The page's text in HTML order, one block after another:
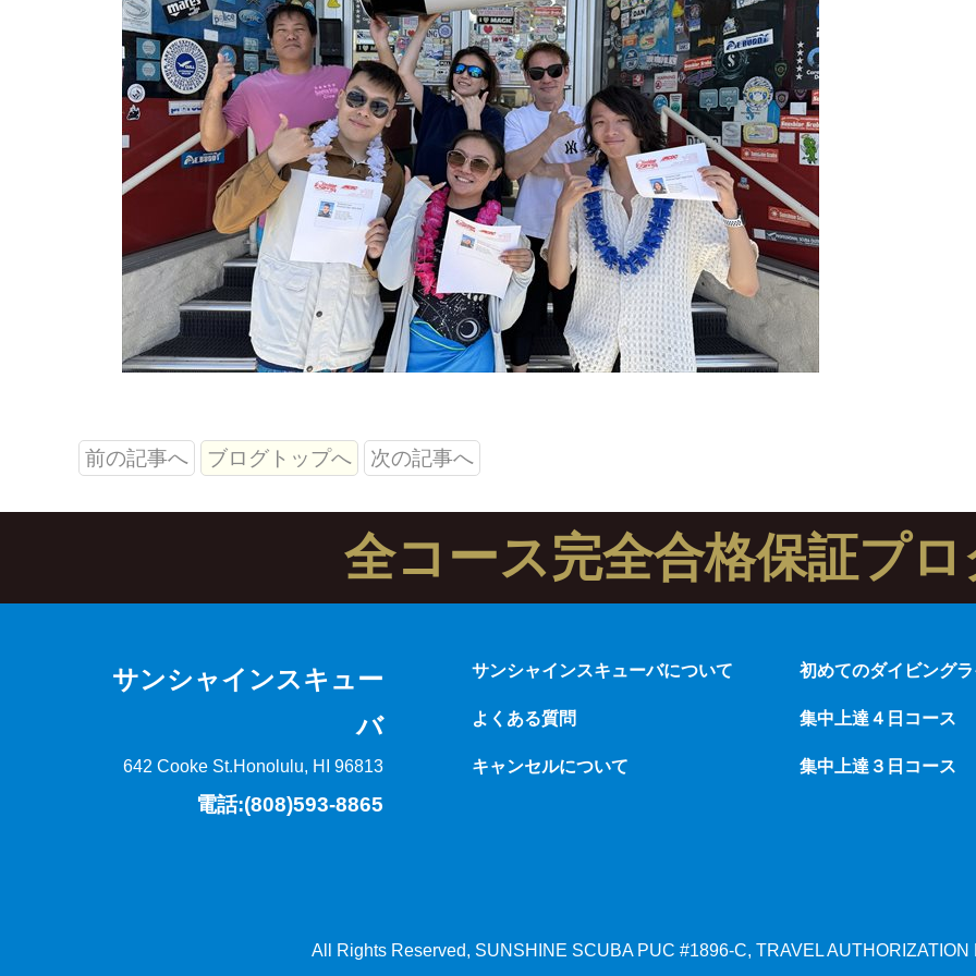
前の記事へ ブログトップへ 次の記事へ
全コース完全合格保証プ
サンシャインスキュー
バ
642 Cooke St.Honolulu, HI 96813
電話:(808)593-8865
サンシャインスキューバについて
よくある質問
キャンセルについて
初めてのダイビング
集中上達４日コース
集中上達３日コース
All Rights Reserved, SUNSHINE SCUBA PUC #1896-C, TRAVEL